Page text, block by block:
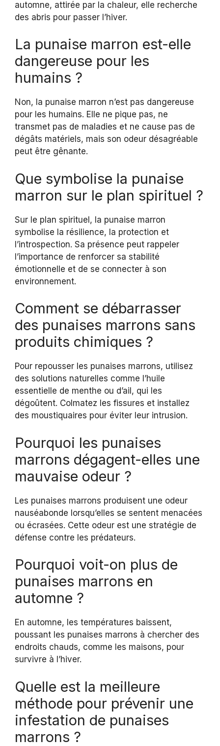
automne, attirée par la chaleur, elle recherche
des abris pour passer l’hiver.
La punaise marron est-elle
dangereuse pour les
humains ?
Non, la punaise marron n’est pas dangereuse
pour les humains. Elle ne pique pas, ne
transmet pas de maladies et ne cause pas de
dégâts matériels, mais son odeur désagréable
peut être gênante.
Que symbolise la punaise
marron sur le plan spirituel ?
Sur le plan spirituel, la punaise marron
symbolise la résilience, la protection et
l’introspection. Sa présence peut rappeler
l’importance de renforcer sa stabilité
émotionnelle et de se connecter à son
environnement.
Comment se débarrasser
des punaises marrons sans
produits chimiques ?
Pour repousser les punaises marrons, utilisez
des solutions naturelles comme l’huile
essentielle de menthe ou d’ail, qui les
dégoûtent. Colmatez les fissures et installez
des moustiquaires pour éviter leur intrusion.
Pourquoi les punaises
marrons dégagent-elles une
mauvaise odeur ?
Les punaises marrons produisent une odeur
nauséabonde lorsqu’elles se sentent menacées
ou écrasées. Cette odeur est une stratégie de
défense contre les prédateurs.
Pourquoi voit-on plus de
punaises marrons en
automne ?
En automne, les températures baissent,
poussant les punaises marrons à chercher des
endroits chauds, comme les maisons, pour
survivre à l’hiver.
Quelle est la meilleure
méthode pour prévenir une
infestation de punaises
marrons ?